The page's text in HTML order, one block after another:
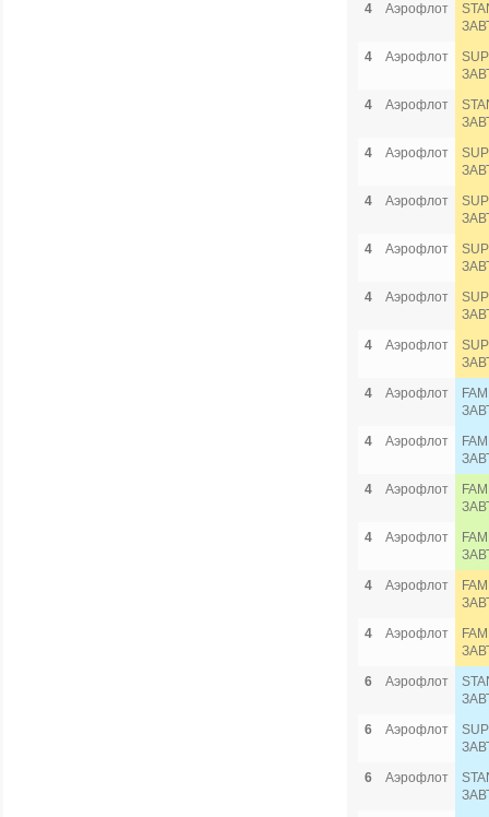
4
Аэрофлот
4
Аэрофлот
4
Аэрофлот
4
Аэрофлот
4
Аэрофлот
4
Аэрофлот
4
Аэрофлот
4
Аэрофлот
4
Аэрофлот
4
Аэрофлот
4
Аэрофлот
4
Аэрофлот
4
Аэрофлот
4
Аэрофлот
6
Аэрофлот
6
Аэрофлот
6
Аэрофлот